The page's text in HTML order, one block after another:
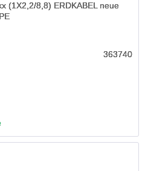
(1X2,2/8,8) ERDKABEL neue
363740